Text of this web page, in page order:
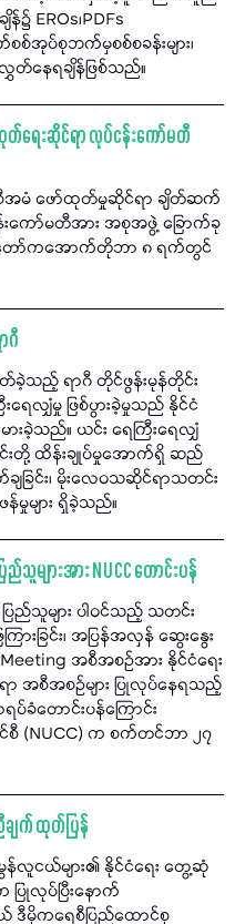
EROs၊PDFs
စစ်အုပ်စုဘက်မှစစ်စခန်းများ၊
လွှတ်နေရချိန်ဖြစ်သည်။
တ်ရေးဆိုင်ရာ လုပ်ငန်းကော်မတီ
စီအမံ ဖော်ထုတ်မှုဆိုင်ရာ ချိတ်ဆက်
းကော်မတီအား အစုအဖွဲ့ ခြောက်ခု
တ်တော်ကအောက်တိုဘာ ၈ ရက်တွင်
ဂီ
သည့် ရာဂီ တိုင်ဖွန်းမုန်တိုင်း
ရေလျှံမှု ဖြစ်ပွားခဲ့မှုသည် နိုင်ငံ
ခဲ့သည်။ ယင်း ရေကြီးရေလျှံ
တို့ ထိန်းချုပ်မှုအောက်ရှိ ဆည်
ခြင်း၊ မိုးလေဝသဆိုင်ရာသတင်း
န်မှုများ ရှိခဲ့သည်။
များအား NUCC တောင်းပန်
ည်သူများ ပါဝင်သည့် သတင်း
ားခြင်း၊ အပြန်အလှန် ဆွေးနွေး
အစီအစဉ်အား နိုင်ငံရေး
ရာ အစီအစဉ်များ ပြုလုပ်နေရသည့်
ခံတောင်းပန်ကြောင်း
(NUCC) က စက်တင်ဘာ ၂၇
ျက် ထုတ်ပြန်
န်လူငယ်များ၏ နိုင်ငံရေး တွေ့ဆုံ
ြုလုပ်ပြီးနောက်
ဒီမိုကရေစီပြည်ထောင်စု